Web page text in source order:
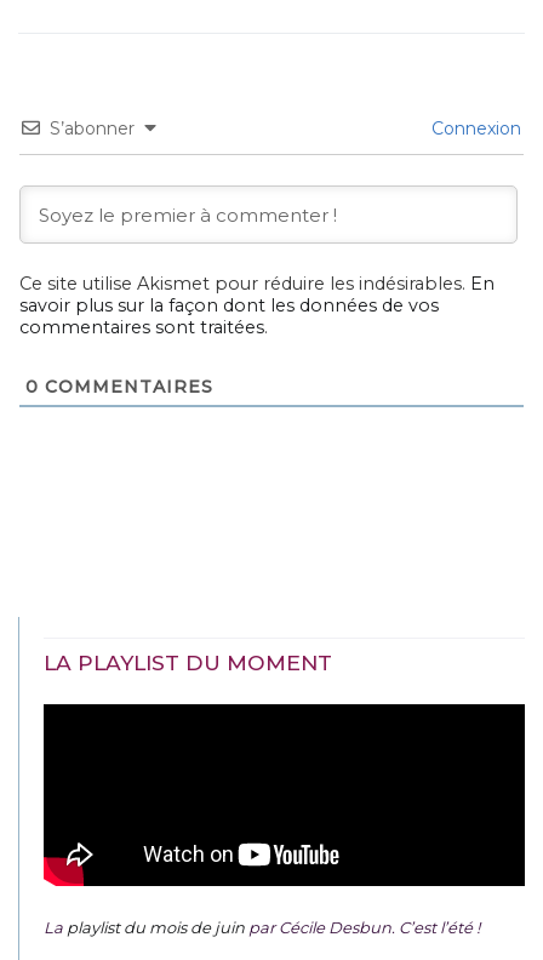
S’abonner Connexion
Ce site utilise Akismet pour réduire les indésirables. En
savoir plus sur la façon dont les données de vos
commentaires sont traitées.
0 COMMENTAIRES
LA PLAYLIST DU MOMENT
La playlist du mois de juin par Cécile Desbun. C’est l’été !